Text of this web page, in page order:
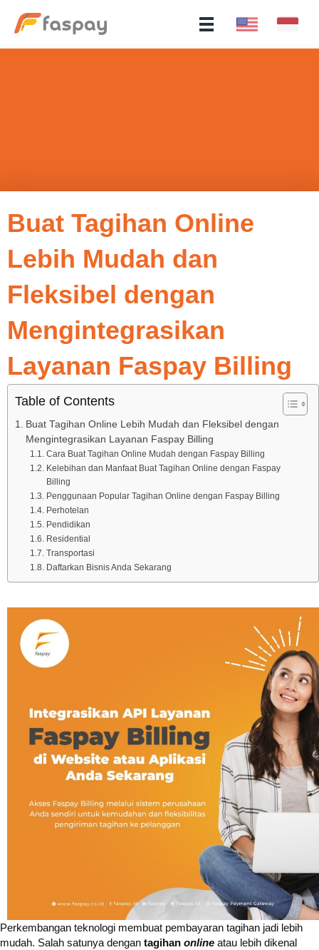
Buat Tagihan Online
Lebih Mudah dan
Fleksibel dengan
Mengintegrasikan
Layanan Faspay Billing
Table of Contents
Buat Tagihan Online Lebih Mudah dan Fleksibel dengan
Mengintegrasikan Layanan Faspay Billing
Cara Buat Tagihan Online Mudah dengan Faspay Billing
Kelebihan dan Manfaat Buat Tagihan Online dengan Faspay
Billing
Penggunaan Popular Tagihan Online dengan Faspay Billing
Perhotelan
Pendidikan
Residential
Transportasi
Daftarkan Bisnis Anda Sekarang
Perkembangan teknologi membuat pembayaran tagihan jadi lebih
mudah. Salah satunya dengan tagihan online atau lebih dikenal